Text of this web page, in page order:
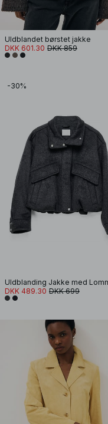
Uldblandet børstet jakke
DKK 601.30 DKK 859
-30%
DKK 489.30 DKK 699